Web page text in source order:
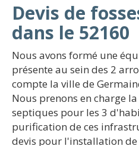
Devis de
dans le 52160
Nous avons formé une
présente au sein des 2
compte la ville de
Nous prenons en charge
septiques pour les 3
purification de ces
devis pour l'installation de